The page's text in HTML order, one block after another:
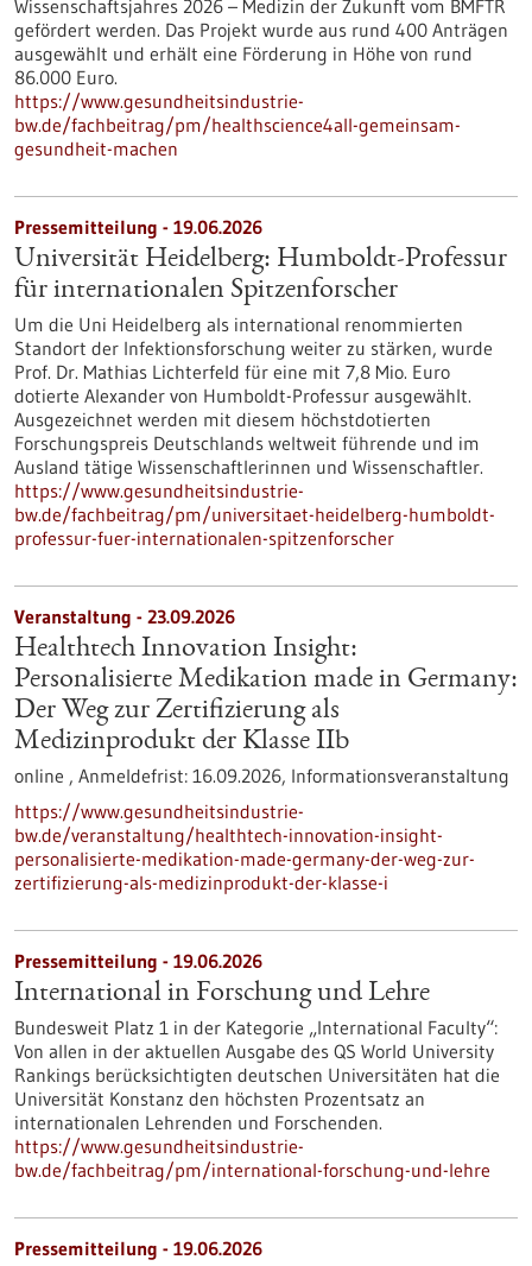
Wissenschaftsjahres 2026 – Medizin der Zukunft vom BMFTR
gefördert werden. Das Projekt wurde aus rund 400 Anträgen
ausgewählt und erhält eine Förderung in Höhe von rund
86.000 Euro.
https://www.gesundheitsindustrie-
bw.de/fachbeitrag/pm/healthscience4all-gemeinsam-
gesundheit-machen
Pressemitteilung - 19.06.2026
Universität Heidelberg: Humboldt-Professur
für internationalen Spitzenforscher
Um die Uni Heidelberg als international renommierten
Standort der Infektionsforschung weiter zu stärken, wurde
Prof. Dr. Mathias Lichterfeld für eine mit 7,8 Mio. Euro
dotierte Alexander von Humboldt-Professur ausgewählt.
Ausgezeichnet werden mit diesem höchstdotierten
Forschungspreis Deutschlands weltweit führende und im
Ausland tätige Wissenschaftlerinnen und Wissenschaftler.
https://www.gesundheitsindustrie-
bw.de/fachbeitrag/pm/universitaet-heidelberg-humboldt-
professur-fuer-internationalen-spitzenforscher
Veranstaltung - 23.09.2026
Healthtech Innovation Insight:
Personalisierte Medikation made in Germany:
Der Weg zur Zertifizierung als
Medizinprodukt der Klasse IIb
online , Anmeldefrist: 16.09.2026, Informationsveranstaltung
https://www.gesundheitsindustrie-
bw.de/veranstaltung/healthtech-innovation-insight-
personalisierte-medikation-made-germany-der-weg-zur-
zertifizierung-als-medizinprodukt-der-klasse-i
Pressemitteilung - 19.06.2026
International in Forschung und Lehre
Bundesweit Platz 1 in der Kategorie „International Faculty“:
Von allen in der aktuellen Ausgabe des QS World University
Rankings berücksichtigten deutschen Universitäten hat die
Universität Konstanz den höchsten Prozentsatz an
internationalen Lehrenden und Forschenden.
https://www.gesundheitsindustrie-
bw.de/fachbeitrag/pm/international-forschung-und-lehre
Pressemitteilung - 19.06.2026